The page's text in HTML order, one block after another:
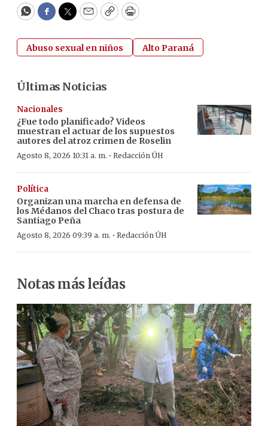
WhatsApp
Facebook
Twitter
EmailCopyPrint
Abuso sexual en niños Alto Paraná
Últimas Noticias
Nacionales
¿Fue todo planificado? Videos
muestran el actuar de los supuestos
autores del atroz crimen de Roselin
Agosto 8, 2026 10:31 a. m. · Redacción ÚH
Política
Organizan una marcha en defensa de
los Médanos del Chaco tras postura de
Santiago Peña
Agosto 8, 2026 09:39 a. m. · Redacción ÚH
Notas más leídas